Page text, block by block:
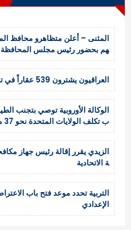
المثنى – أعلن متظاهرو محافظ
هم بحضور رئيس مجلس المحافظة
العراقيون يشترون 539 عقاراً في تركيا خلال 6 أشهر
الوكالة الأوروبية توصي بتجنب
ب تكلف الولايات المتحدة نحو 37 مليار دولار
الزيدي يقرر إقالة رئيس جهاز
ة الاتحادية
التربية تحدد موعد فتح باب
الإعدادي